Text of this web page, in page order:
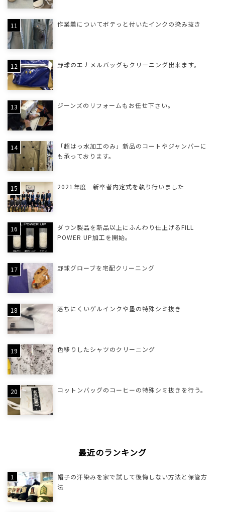
作業着についてボテっと付いたインクの染み抜き
野球のエナメルバッグもクリーニング出来ます。
ジーンズのリフォームもお任せ下さい。
「超はっ水加工のみ」新品のコートやジャンパーに
も承っております。
2021年度 新卒者内定式を執り行いました
ダウン製品を新品以上にふんわり仕上げるFILL
POWER UP加工を開始。
野球グローブを宅配クリーニング
落ちにくいゲルインクや墨の特殊シミ抜き
色移りしたシャツのクリーニング
コットンバッグのコーヒーの特殊シミ抜きを行う。
最近のランキング
帽子の汗染みを家で試して後悔しない方法と保管方
法